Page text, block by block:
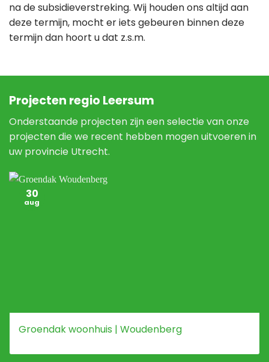
na de subsidieverstreking. Wij houden ons altijd aan
deze termijn, mocht er iets gebeuren binnen deze
termijn dan hoort u dat z.s.m.
Projecten regio Leersum
Onderstaande projecten zijn een selectie van onze
projecten die we recent hebben mogen uitvoeren in
uw provincie Utrecht.
Groendak woonhuis | Woudenberg
30
aug